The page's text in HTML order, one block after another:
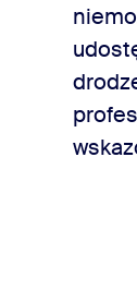
do czatu